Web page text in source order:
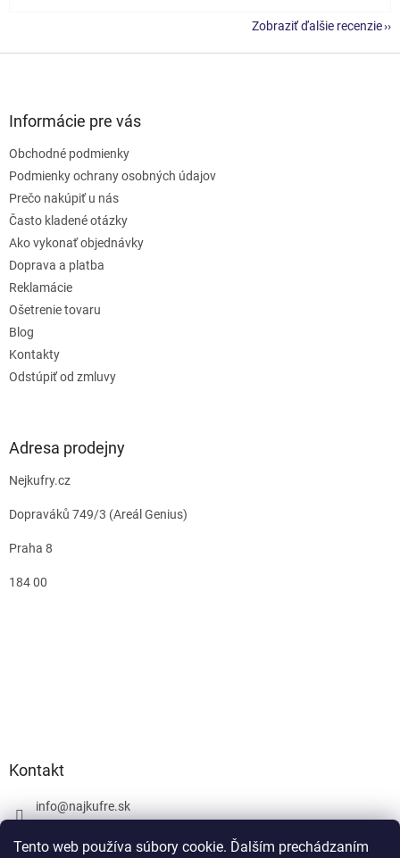
Tento web používa súbory cookie. Ďalším prechádzaním
Zobraziť ďalšie recenzie
Informácie pre vás
Obchodné podmienky
Podmienky ochrany osobných údajov
Prečo nakúpiť u nás
Často kladené otázky
Ako vykonať objednávky
Doprava a platba
Reklamácie
Ošetrenie tovaru
Blog
Kontakty
Odstúpiť od zmluvy
Adresa prodejny
Nejkufry.cz
Dopraváků 749/3 (Areál Genius)
Praha 8
184 00
Kontakt
info@najkufre.sk